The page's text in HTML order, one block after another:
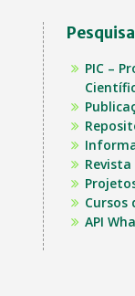
PIC –
Cursos
API